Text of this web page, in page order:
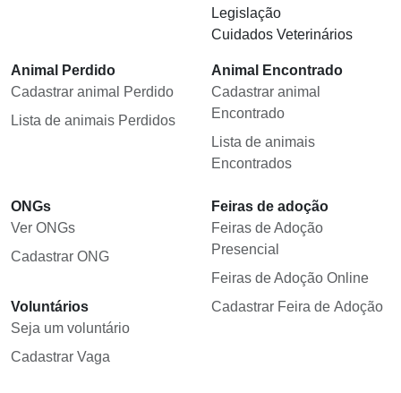
Legislação
Cuidados Veterinários
Animal Perdido
Cadastrar animal Perdido
Lista de animais Perdidos
Animal Encontrado
Cadastrar animal
Encontrado
Lista de animais
Encontrados
ONGs
Ver ONGs
Cadastrar ONG
Voluntários
Seja um voluntário
Cadastrar Vaga
Feiras de adoção
Feiras de Adoção
Presencial
Feiras de Adoção Online
Cadastrar Feira de Adoção